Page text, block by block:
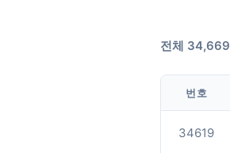
전체 34,669
번호
34619